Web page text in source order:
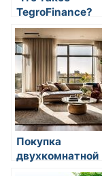
TegroFinance?
Покупка
двухкомнатной
квартиры: